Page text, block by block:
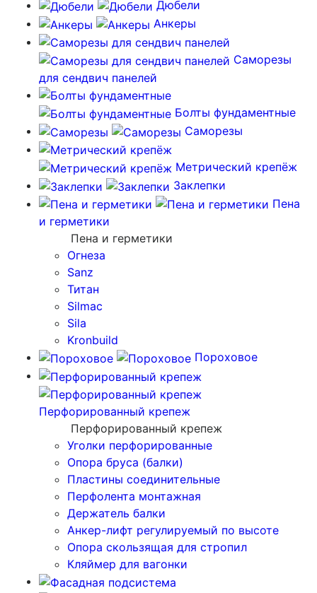
Дюбели
Анкеры
Саморезы
для сендвич панелей
Болты фундаментные
Саморезы
Метрический крепёж
Заклепки
Пена
и герметики
Пена и герметики
Огнеза
Sanz
Титан
Silmac
Sila
Kronbuild
Пороховое
Перфорированный крепеж
Перфорированный крепеж
Уголки перфорированные
Опора бруса (балки)
Пластины соединительные
Перфолента монтажная
Держатель балки
Анкер-лифт регулируемый по высоте
Опора скользящая для стропил
Кляймер для вагонки